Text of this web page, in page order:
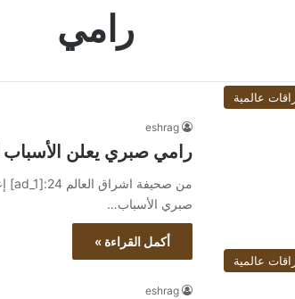
رامي
عالمية
eshrag
رامي صبري يعلن الأسباب
صبري الأسباب…
أكمل القراءة »
عالمية
eshrag